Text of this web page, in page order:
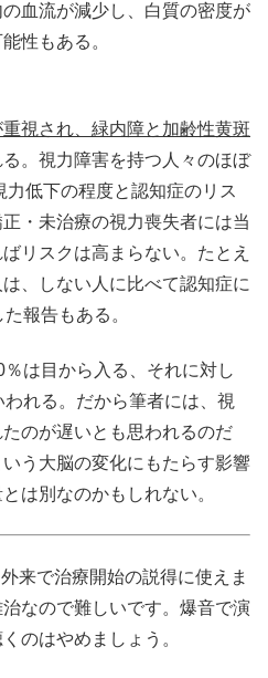
血流が減少し、白質の密度が
性もある。
視され、緑内障と加齢性黄斑
る。視力障害を持つ人々のほぼ
低下の程度と認知症のリス
・未治療の視力喪失者には当
リスクは高まらない。たとえ
、しない人に比べて認知症に
報告もある。
は目から入る、それに対し
れる。だから筆者には、視
のが遅いとも思われるのだ
う大脳の変化にもたらす影響
は別なのかもしれない。
来で治療開始の説得に使えま
なので難しいです。爆音で演
のはやめましょう。